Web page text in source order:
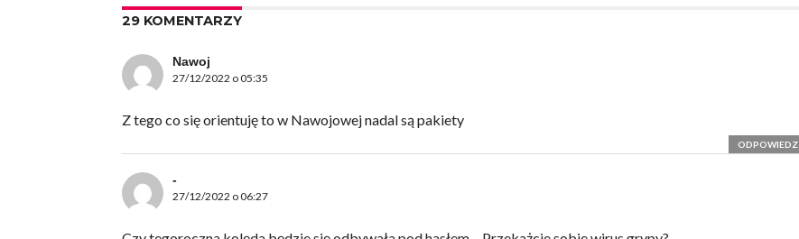
29 KOMENTARZY
Nawoj
27/12/2022 o 05:35
Z tego co się orientuję to w Nawojowej nadal są pakiety
ODPOWIEDZ
-
27/12/2022 o 06:27